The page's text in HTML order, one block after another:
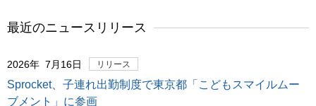
最近のニュースリリース
2026年 7月16日 リリース
Sprocket、子連れ出勤制度で東京都「こどもスマイルムー
ブメント」に参画